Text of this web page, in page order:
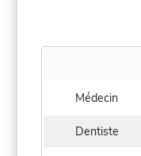
Médecin
Dentiste